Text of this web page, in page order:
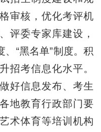
审核，优化考评机
评委专家库建设，
“黑名单”制度。积
招考信息化水平。
好信息发布、考生
地教育行政部门要
术体育等培训机构